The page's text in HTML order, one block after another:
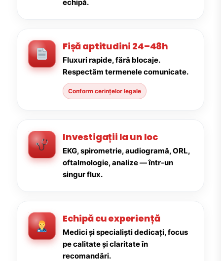
echipă.
Fișă aptitudini 24–48h
Fluxuri rapide, fără blocaje.
Respectăm termenele comunicate.
Conform cerințelor legale
Investigații la un loc
EKG, spirometrie, audiogramă, ORL,
oftalmologie, analize — într-un
singur flux.
Echipă cu experiență
Medici și specialiști dedicați, focus
pe calitate și claritate în
recomandări.